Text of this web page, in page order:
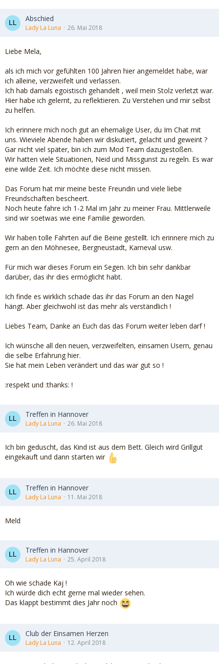
Abschied
Lady La Luna 26. Mai 2018
Liebe Mela,
als ich mich vor gefühlten 100 Jahren hier angemeldet habe, war
ich alleine, verzweifelt und verlassen.
Ich hab damals egoistisch gehandelt , weil mein Stolz verletzt war.
Hier habe ich gelernt, zu reflektieren. Zu Verstehen und mir selbst
zu helfen.
Ich erinnere mich noch gut an ehemalige User, du Im Chat mit
uns. Wieviele Abende haben wir diskutiert, gelacht und geweint ?
Gar nicht viel später, bin ich zum Mod Team dazugestoßen.
Wir hatten viele Situationen, Neid und Missgunst zu regeln. Es war
eine wilde Zeit. Ich möchte diese nicht missen.
Das Forum hat mir meine beste Freundin und viele liebe
Freundschaften bescheert.
Noch heute fahre ich 1-2 Mal im Jahr zu meiner Frau. Mittlerweile
sind wir soetwas wie eine Familie geworden.
Wir haben tolle Fahrten auf die Beine gestellt. Ich erinnere mich zu
gern an den Möhnesee, Bergneustadt, Karneval usw.
Für mich war dieses Forum ein Segen. Ich bin sehr dankbar
darüber, das ihr dies ermöglicht habt.
Ich finde es wirklich schade das ihr das Forum an den Nagel
hängt. Aber gleichwohl ist das mehr als verständlich !
Liebes Team, Danke an Euch das das Forum weiter leben darf !
Ich wünsche all den neuen, verzweifelten, einsamen Usern, genau
die selbe Erfahrung hier.
Sie hat mein Leben verändert und das war gut so !
:respekt und :thanks: !
Treffen in Hannover
Lady La Luna 26. Mai 2018
Ich bin geduscht, das Kind ist aus dem Bett. Gleich wird Grillgut
eingekauft und dann starten wir
Treffen in Hannover
Lady La Luna 11. Mai 2018
Meld
Treffen in Hannover
Lady La Luna 25. April 2018
Oh wie schade Kaj !
Ich würde dich echt gerne mal wieder sehen.
Das klappt bestimmt dies Jahr noch
Club der Einsamen Herzen
Lady La Luna 12. April 2018